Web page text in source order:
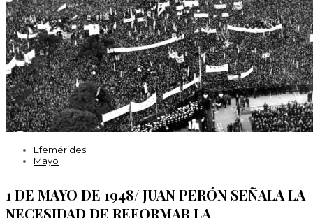
Efemérides
Mayo
1 DE MAYO DE 1948/ JUAN PERÓN SEÑALA LA
NECESIDAD DE REFORMAR LA